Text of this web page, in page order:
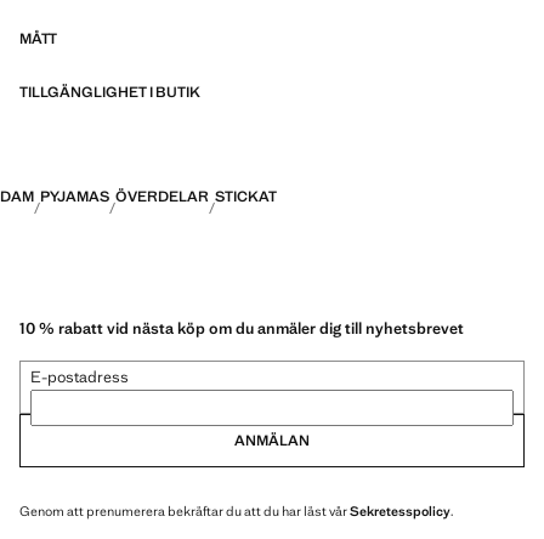
MÅTT
TILLGÄNGLIGHET I BUTIK
DAM PYJAMAS ÖVERDELAR STICKAT
10 % rabatt vid nästa köp om du anmäler dig till nyhetsbrevet
E-postadress
ANMÄLAN
Genom att prenumerera bekräftar du att du har läst vårSekretesspolicy.